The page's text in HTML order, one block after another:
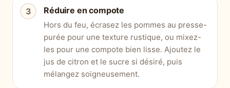
Réduire en compote
Hors du feu, écrasez les pommes au presse-
purée pour une texture rustique, ou mixez-
les pour une compote bien lisse. Ajoutez le
jus de citron et le sucre si désiré, puis
mélangez soigneusement.